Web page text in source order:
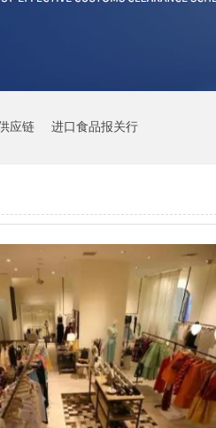
应链 进口食品报关行